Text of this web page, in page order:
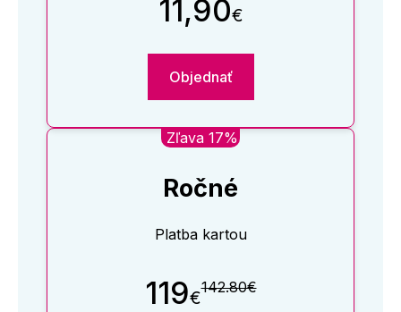
11,90€
Objednať
Zľava 17%
Ročné
Platba kartou
119€142.80€